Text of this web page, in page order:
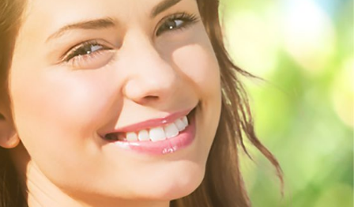
UNTERNEHMEN
SHOP